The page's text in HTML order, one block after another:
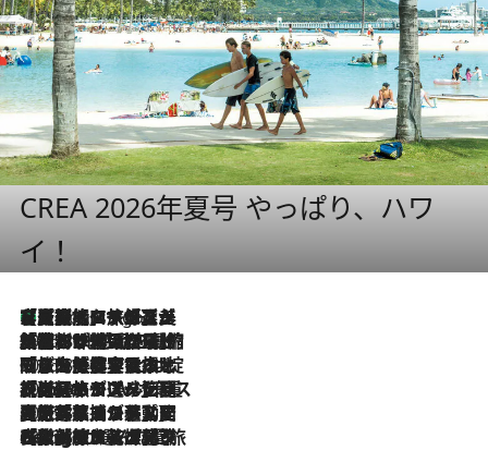
CREA 2026年夏号 やっぱり、ハワ
イ！
7 Hours Ago
【厳選旅コスメ】「多機能アイテムがメイン！」旅好き美容エディターが選んだ夏旅ベストコスメを発表【Mサイズジップ】
2026.8.6
「荷物が増えるほど旅ストレスは増す」美容ジャーナリストがたどり着いた最終結論。“化粧品を劇的に減らす”感動の凝縮美容とは
2026.8.6
「旅先には金髪ウィッグを持参」日本と同じメイクでは損してる!? 美容ジャーナリストが提案する“掟破りの旅美容”とは
2026.8.6
【厳選旅コスメ】「身軽さ＆UV対策重視！」ヘアアーティストshucoが選んだ夏旅ベストコスメを発表【Mサイズジップ】
2026.8.5
【厳選旅コスメ】国内をあちこち移動する河井菜摘が選んだ夏旅ベストコスメ発表！「リラックスアイテムはマスト」【Mサイズジップ】
2026.8.4
【厳選旅コスメ】「紫外線＆乾燥対策しながらメイク感も！」ヘア＆メイクGeorgeが選んだ夏旅ベストコスメを発表！【Mサイズジップ】